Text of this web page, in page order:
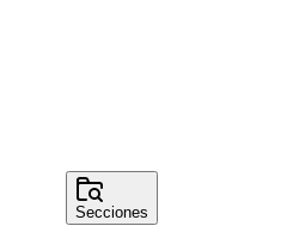
Secciones